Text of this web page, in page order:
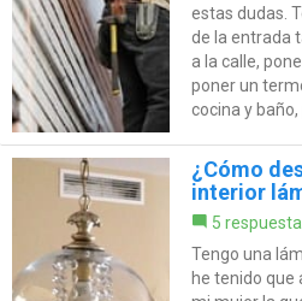
estas dudas.
de la entrada
a la calle,
poner un
cocina y baño,
¿Cómo
interior
5
Tengo una
he tenido que